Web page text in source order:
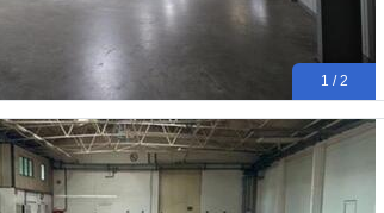
1 / 2